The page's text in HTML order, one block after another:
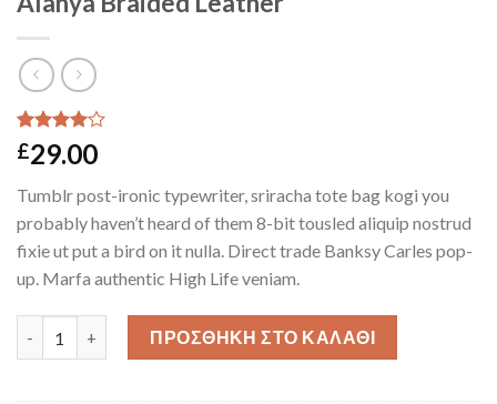
Βαθμολογήθηκε
με4.00
βάση
2
βαθμολογίες
πελάτη
£29.00
Tumblr post-ironic typewriter, sriracha tote bag kogi you
probably haven’t heard of them 8-bit tousled aliquip nostrud
fixie ut put a bird on it nulla. Direct trade Banksy Carles pop-
up. Marfa authentic High Life veniam.
Alanya Braided Leather ποσότητα
ΠΡΟΣΘΉΚΗ ΣΤΟ ΚΑΛΆΘΙ